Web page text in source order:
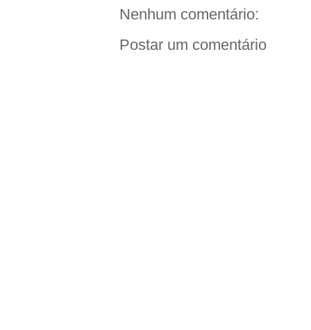
Nenhum comentário:
Postar um comentário